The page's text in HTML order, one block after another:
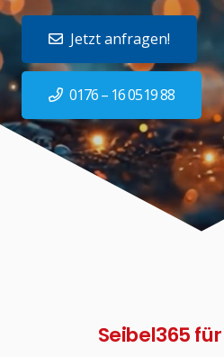
Jetzt anfragen!
0176 – 16 0519 88
Seibel365